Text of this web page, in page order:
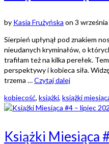
by Kasia Frużyńska on 3
Sierpień upłynął pod znakiem
nieudanych kryminałów, o
trafiłam też na kilka perełek.
perspektywy i kobieca siła.
trzema …Czytaj dalej
kobiecość, książki, książki
Książki Miesiąca